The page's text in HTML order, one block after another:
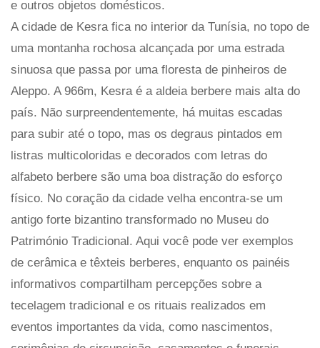
e outros objetos domésticos.
A cidade de Kesra fica no interior da Tunísia, no topo de
uma montanha rochosa alcançada por uma estrada
sinuosa que passa por uma floresta de pinheiros de
Aleppo. A 966m, Kesra é a aldeia berbere mais alta do
país. Não surpreendentemente, há muitas escadas
para subir até o topo, mas os degraus pintados em
listras multicoloridas e decorados com letras do
alfabeto berbere são uma boa distração do esforço
físico. No coração da cidade velha encontra-se um
antigo forte bizantino transformado no Museu do
Património Tradicional. Aqui você pode ver exemplos
de cerâmica e têxteis berberes, enquanto os painéis
informativos compartilham percepções sobre a
tecelagem tradicional e os rituais realizados em
eventos importantes da vida, como nascimentos,